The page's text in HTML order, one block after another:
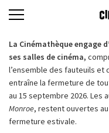
La Cinémathèque engage
ses salles de cinéma,
l’ensemble des fauteuils et
entraîne la fermeture de
au 15 septembre 2026.
Monroe, restent ouvertes
fermeture estivale.